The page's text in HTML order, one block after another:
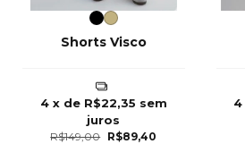
Shorts Visco
R$149,00 R$89,40
4 x de R$22,35 sem
juros
4